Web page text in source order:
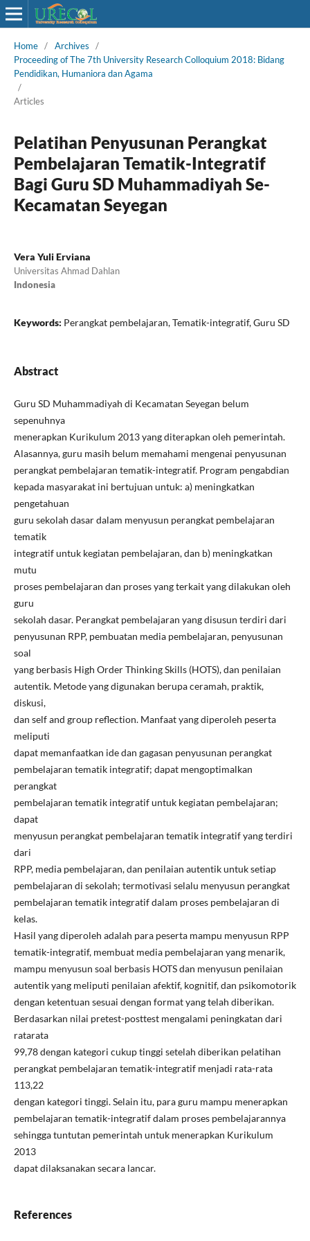
Home / Archives
/
Proceeding of The 7th University Research Colloquium 2018: Bidang
Pendidikan, Humaniora dan Agama
/
Articles
Pelatihan Penyusunan Perangkat
Pembelajaran Tematik-Integratif
Bagi Guru SD Muhammadiyah Se-
Kecamatan Seyegan
Vera Yuli Erviana
Universitas Ahmad Dahlan
Indonesia
Keywords: Perangkat pembelajaran, Tematik-integratif, Guru SD
Abstract
Guru SD Muhammadiyah di Kecamatan Seyegan belum
sepenuhnya
menerapkan Kurikulum 2013 yang diterapkan oleh pemerintah.
Alasannya, guru masih belum memahami mengenai penyusunan
perangkat pembelajaran tematik-integratif. Program pengabdian
kepada masyarakat ini bertujuan untuk: a) meningkatkan
pengetahuan
guru sekolah dasar dalam menyusun perangkat pembelajaran
tematik
integratif untuk kegiatan pembelajaran, dan b) meningkatkan
mutu
proses pembelajaran dan proses yang terkait yang dilakukan oleh
guru
sekolah dasar. Perangkat pembelajaran yang disusun terdiri dari
penyusunan RPP, pembuatan media pembelajaran, penyusunan
soal
yang berbasis High Order Thinking Skills (HOTS), dan penilaian
autentik. Metode yang digunakan berupa ceramah, praktik,
diskusi,
dan self and group reflection. Manfaat yang diperoleh peserta
meliputi
dapat memanfaatkan ide dan gagasan penyusunan perangkat
pembelajaran tematik integratif; dapat mengoptimalkan
perangkat
pembelajaran tematik integratif untuk kegiatan pembelajaran;
dapat
menyusun perangkat pembelajaran tematik integratif yang terdiri
dari
RPP, media pembelajaran, dan penilaian autentik untuk setiap
pembelajaran di sekolah; termotivasi selalu menyusun perangkat
pembelajaran tematik integratif dalam proses pembelajaran di
kelas.
Hasil yang diperoleh adalah para peserta mampu menyusun RPP
tematik-integratif, membuat media pembelajaran yang menarik,
mampu menyusun soal berbasis HOTS dan menyusun penilaian
autentik yang meliputi penilaian afektif, kognitif, dan psikomotorik
dengan ketentuan sesuai dengan format yang telah diberikan.
Berdasarkan nilai pretest-posttest mengalami peningkatan dari
ratarata
99,78 dengan kategori cukup tinggi setelah diberikan pelatihan
perangkat pembelajaran tematik-integratif menjadi rata-rata
113,22
dengan kategori tinggi. Selain itu, para guru mampu menerapkan
pembelajaran tematik-integratif dalam proses pembelajarannya
sehingga tuntutan pemerintah untuk menerapkan Kurikulum
2013
dapat dilaksanakan secara lancar.
References